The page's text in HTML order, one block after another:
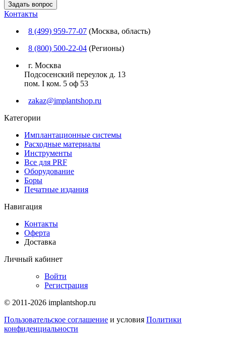
Задать вопрос
Контакты
8 (499) 959-77-07 (Москва, область)
8 (800) 500-22-04 (Регионы)
г. Москва
Подсосенский переулок д. 13
пом. I ком. 5 оф 53
zakaz@implantshop.ru
Категории
Имплантационные системы
Расходные материалы
Инструменты
Все для PRF
Оборудование
Боры
Печатные издания
Навигация
Контакты
Оферта
Доставка
Личный кабинет
Войти
Регистрация
© 2011-2026 implantshop.ru
Пользовательское соглашение и условия Политики
конфиденциальности